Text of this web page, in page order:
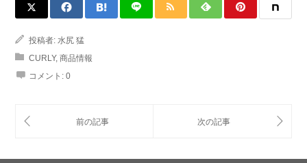
投稿者: 水尻 猛
CURLY, 商品情報
コメント: 0